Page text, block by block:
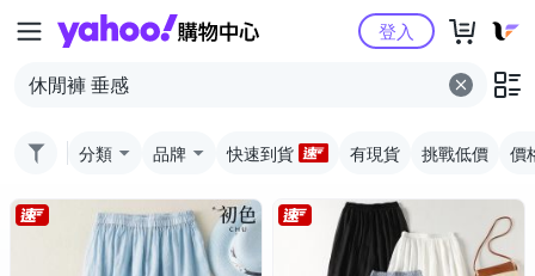
Yahoo購物中心登入
分類 品牌 快速到貨 有現貨 挑戰低價 價